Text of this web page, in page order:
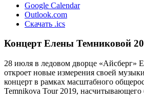
Google Calendar
Outlook.com
Скачать .ics
Концерт Елены Темниковой
28 июля в ледовом дворце «Айсберг»
откроет новые измерения своей
концерт в рамках масштабного
Temnikova Tour 2019, насчитывающего